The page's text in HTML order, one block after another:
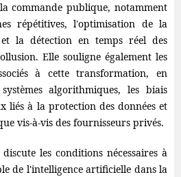
commande publique, notamment
répétitives, l'optimisation de la
la détection en temps réel des
Elle souligne également les
à cette transformation, en
algorithmiques, les biais
liés à la protection des données et
vis-à-vis des fournisseurs privés.
les conditions nécessaires à
de l'intelligence artificielle dans la